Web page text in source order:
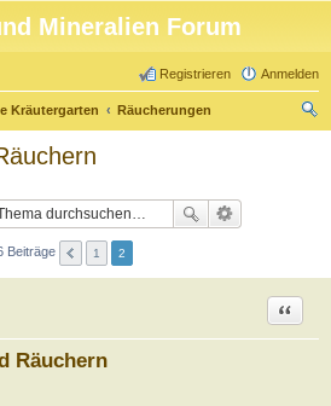
Mineralien Forum
Anmelden
Registrieren
Kräutergarten
Räucherungen
Beiträge 1 2
Räuchern
Zitat